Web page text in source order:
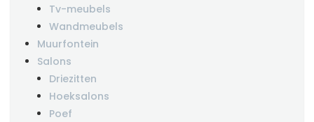
Tv-meubels
Wandmeubels
Muurfontein
Salons
Driezitten
Hoeksalons
Poef